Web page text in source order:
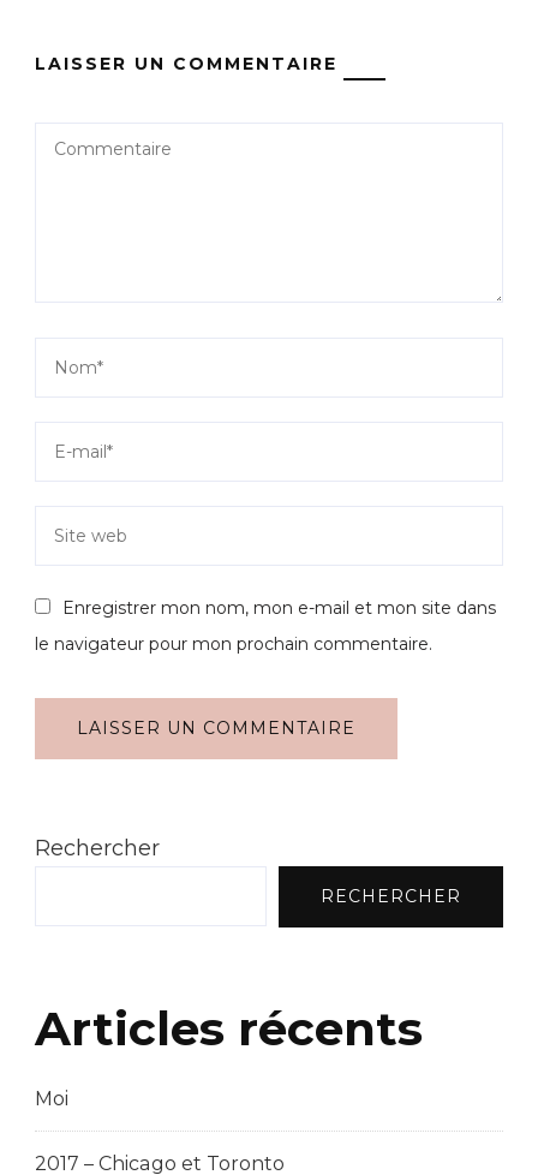
LAISSER UN COMMENTAIRE
Enregistrer mon nom, mon e-mail et mon site dans
le navigateur pour mon prochain commentaire.
Rechercher
RECHERCHER
Articles récents
Moi
2017 – Chicago et Toronto